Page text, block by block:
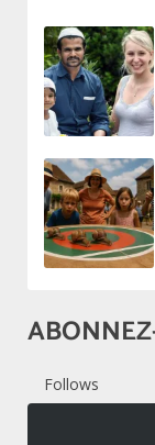
Follows